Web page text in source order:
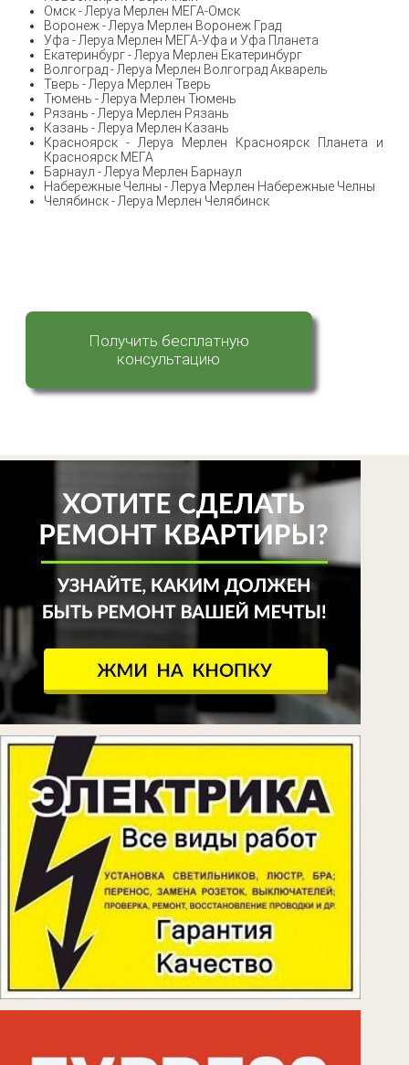
Омск - Леруа Мерлен МЕГА-Омск
Воронеж - Леруа Мерлен Воронеж Град
Уфа - Леруа Мерлен МЕГА-Уфа и Уфа Планета
Екатеринбург - Леруа Мерлен Екатеринбург
Волгоград - Леруа Мерлен Волгоград Акварель
Тверь - Леруа Мерлен Тверь
Тюмень - Леруа Мерлен Тюмень
Рязань - Леруа Мерлен Рязань
Казань - Леруа Мерлен Казань
Красноярск - Леруа Мерлен Красноярск Планета и
Красноярск МЕГА
Барнаул - Леруа Мерлен Барнаул
Набережные Челны - Леруа Мерлен Набережные Челны
Челябинск - Леруа Мерлен Челябинск
Получить бесплатную
консультацию